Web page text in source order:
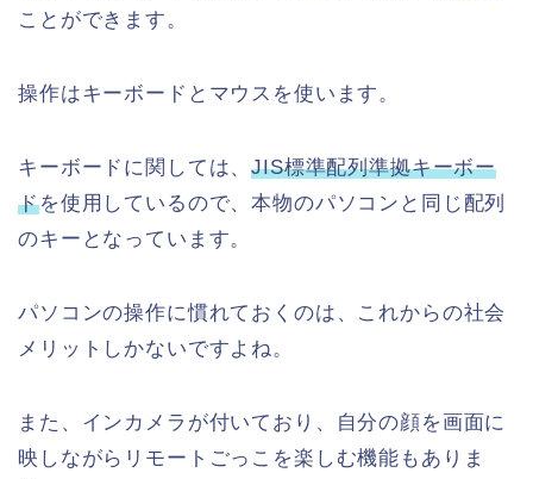
ことができます。
操作はキーボードとマウスを使います。
キーボードに関しては、JIS標準配列準拠キーボー
ドを使用しているので、本物のパソコンと同じ配列
のキーとなっています。
パソコンの操作に慣れておくのは、これからの社会
メリットしかないですよね。
また、インカメラが付いており、自分の顔を画面に
映しながらリモートごっこを楽しむ機能もありま